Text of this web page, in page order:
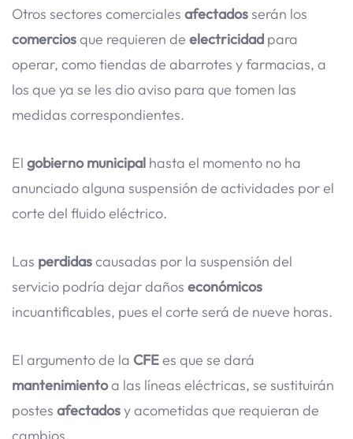
Otros sectores comerciales afectadosserán los
comerciosque requieren de electricidad para
operar, como tiendas de abarrotes y farmacias, a
los que ya se les dio aviso para que tomen las
medidas correspondientes.
El gobierno municipal hasta el momento no ha
anunciado alguna suspensión de actividades por el
corte del fluido eléctrico.
Las perdidascausadas por la suspensión del
servicio podría dejar daños económicos
incuantificables, pues el corte será de nueve horas.
El argumento de la CFEes que se dará
mantenimientoa las líneas eléctricas, se sustituirán
postes afectadosy acometidas que requieran de
cambios.